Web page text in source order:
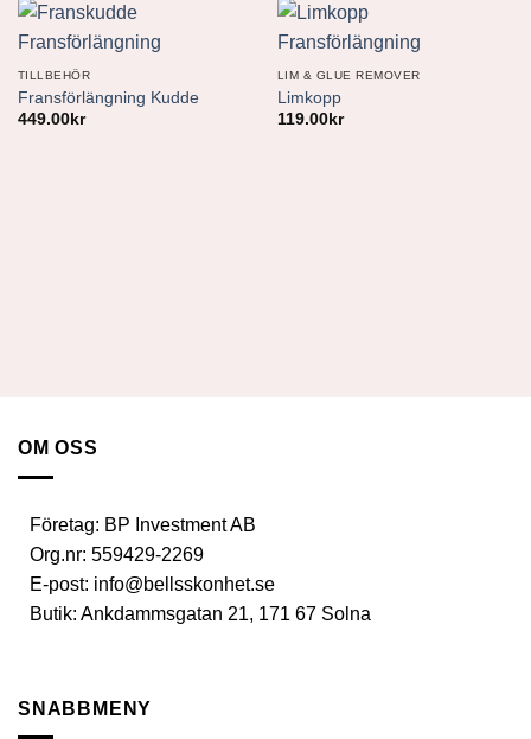
TILLBEHÖR
Fransförlängning Kudde
449.00kr
LIM & GLUE REMOVER
Limkopp
119.00kr
OM OSS
Företag: BP Investment AB
Org.nr: 559429-2269
E-post: info@bellsskonhet.se
Butik: Ankdammsgatan 21, 171 67 Solna
SNABBMENY